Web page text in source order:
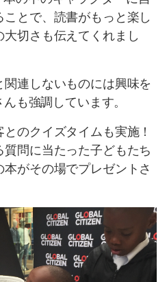
とで、読書がもっと楽し
切さも伝えてくれまし
関連しないものには興味を
も強調しています。
のクイズタイムも実施！
問に当たった子どもたち
がその場でプレゼントさ